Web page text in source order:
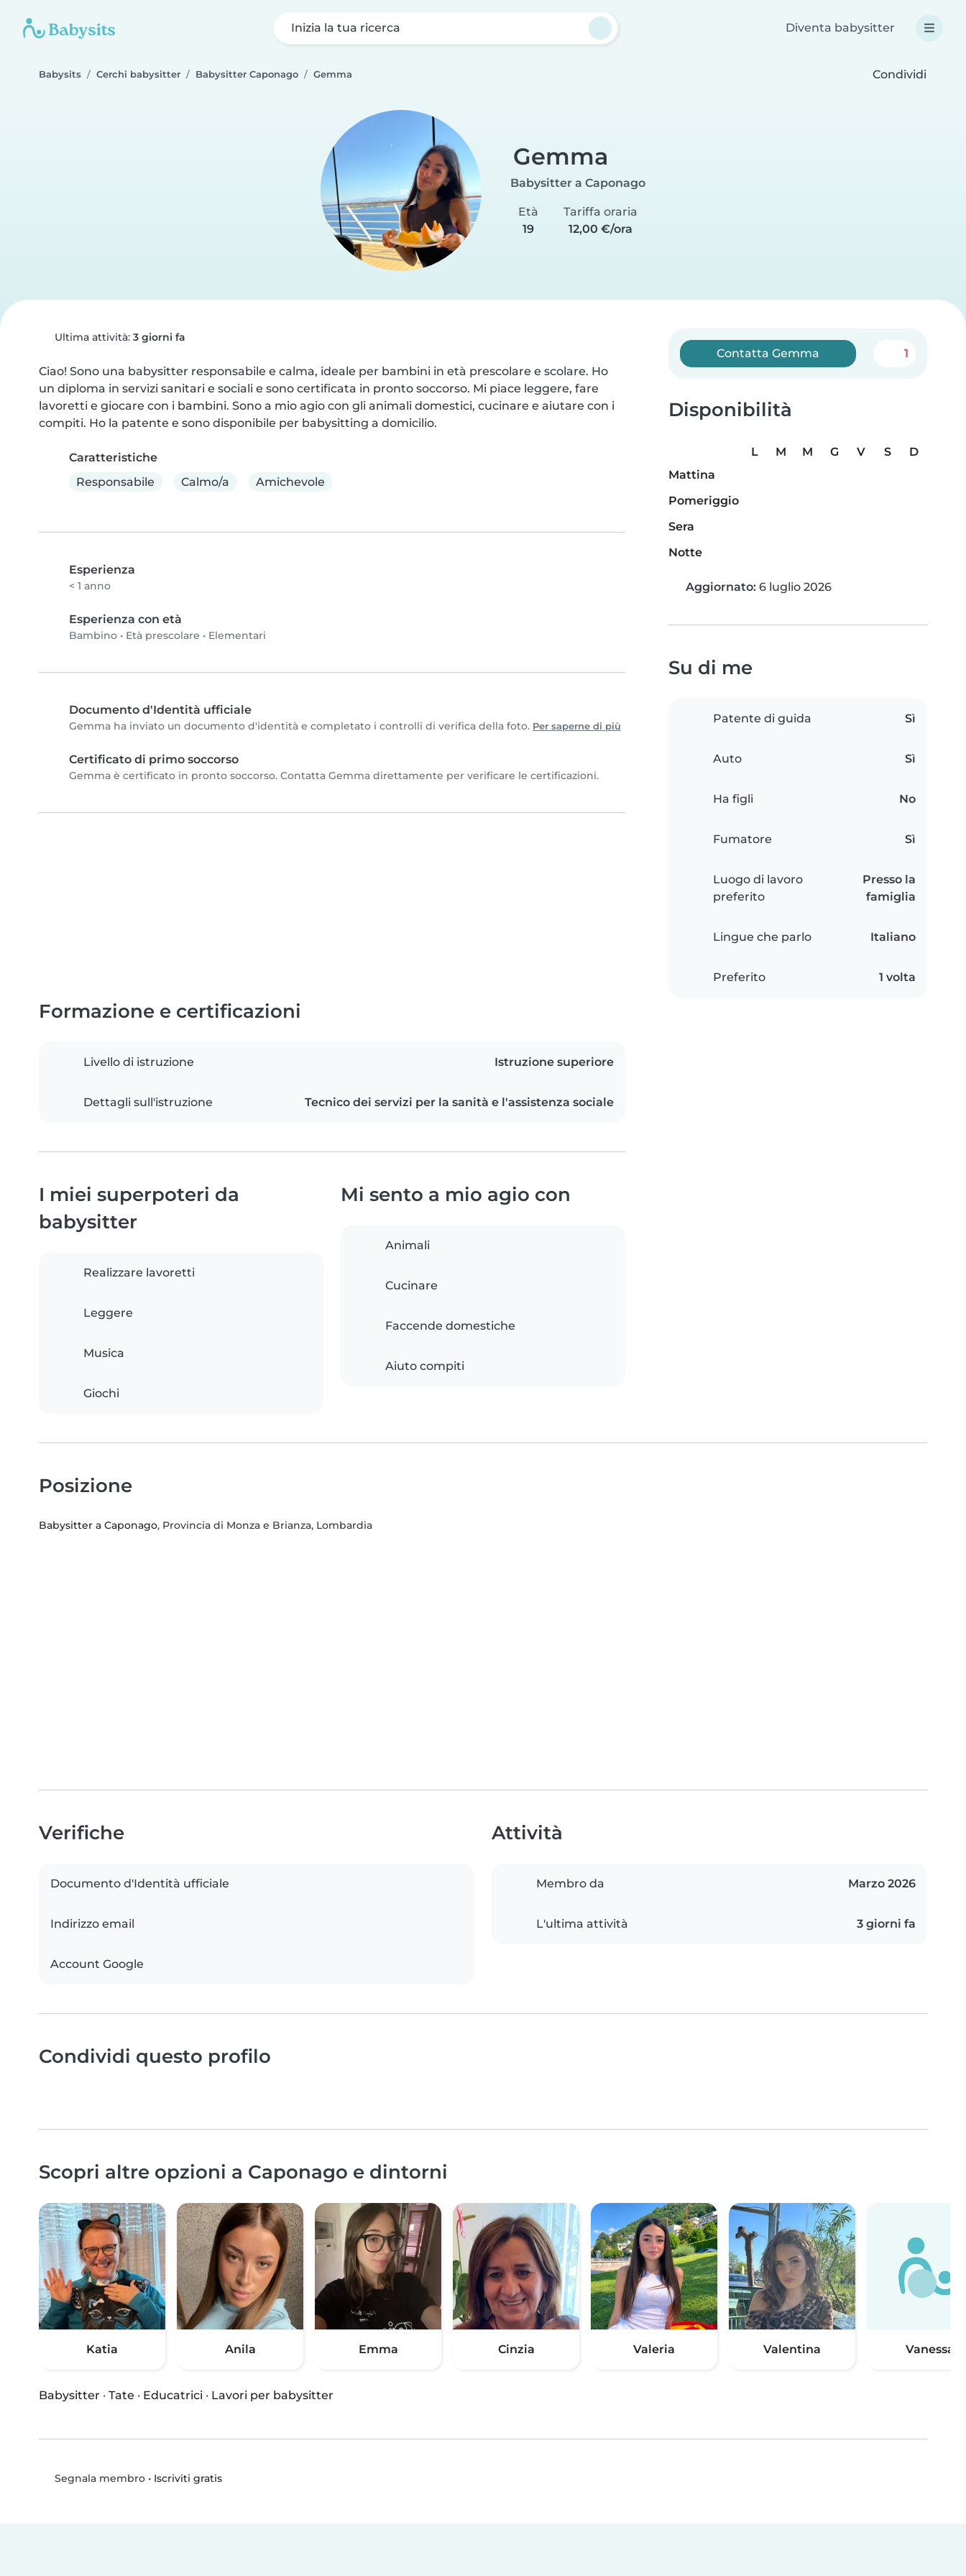
Inizia la tua ricerca Diventa babysitter
Babysits Cerchi babysitter Babysitter Caponago Gemma Condividi
Gemma
Babysitter a Caponago
Età
19
Tariffa oraria
12,00 €/ora
Ultima attività: 3 giorni fa
Ciao! Sono una babysitter responsabile e calma, ideale per bambini in età prescolare e scolare. Ho
un diploma in servizi sanitari e sociali e sono certificata in pronto soccorso. Mi piace leggere, fare
lavoretti e giocare con i bambini. Sono a mio agio con gli animali domestici, cucinare e aiutare con i
compiti. Ho la patente e sono disponibile per babysitting a domicilio.
Caratteristiche
Responsabile
Calmo/a Amichevole
Esperienza
< 1 anno
Esperienza con età
Bambino • Età prescolare • Elementari
Documento d'Identità ufficiale
Gemma ha inviato un documento d'identità e completato i controlli di verifica della foto. Per saperne di più
Certificato di primo soccorso
Gemma è certificato in pronto soccorso. Contatta Gemma direttamente per verificare le certificazioni.
Contatta Gemma 1
Disponibilità
L M M G V S
D
Mattina
Pomeriggio
Sera
Notte
Aggiornato: 6 luglio 2026
Su di me
Patente di guida Sì
Auto Sì
Ha figli No
Fumatore Sì
Luogo di lavoro
preferito
Presso la
famiglia
Lingue che parlo Italiano
Preferito 1 volta
Formazione e certificazioni
Livello di istruzione Istruzione superiore
Dettagli sull'istruzione Tecnico dei servizi per la sanità e l'assistenza sociale
I miei superpoteri da
babysitter
Realizzare lavoretti
Leggere
Musica
Giochi
Mi sento a mio agio con
Animali
Cucinare
Faccende domestiche
Aiuto compiti
Posizione
Babysitter a Caponago, Provincia di Monza e Brianza, Lombardia
Verifiche
Documento d'Identità ufficiale
Indirizzo email
Account Google
Attività
Membro da Marzo 2026
L'ultima attività 3 giorni fa
Condividi questo profilo
Scopri altre opzioni a Caponago e dintorni
Katia Anila Emma Cinzia Valeria Valentina Vanessa
Babysitter · Tate · Educatrici · Lavori per babysitter
Segnala membro• Iscriviti gratis